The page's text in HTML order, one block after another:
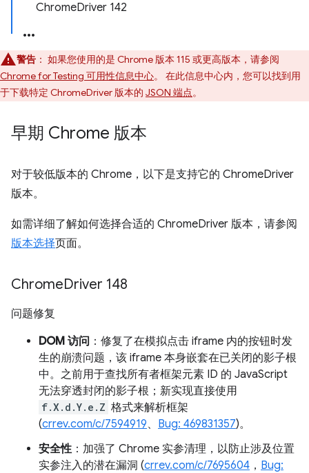
ChromeDriver 142
警告 ： 如果您使用的是 Chrome 版本 115 或更高版本，请参阅
Chrome for Testing 可用性信息中心。 在此信息中心内，您可以找到用
于下载特定 ChromeDriver 版本的 JSON 端点。
早期 Chrome 版本
对于较低版本的 Chrome，以下是支持它的 ChromeDriver
版本。
如需详细了解如何选择合适的 ChromeDriver 版本，请参阅
版本选择页面。
ChromeDriver 148
问题修复
DOM 访问 ：修复了在模拟点击 iframe 内的按钮时发
生的崩溃问题，该 iframe 本身嵌套在已关闭的影子根
中。之前用于查找所有者框架元素 ID 的 JavaScript
无法穿透封闭的影子根；新实现直接使用
f.X.d.Y.e.Z 格式来解析框架
(crrev.com/c/7594919、 Bug: 469831357)。
安全性：加强了 Chrome 实参清理，以防止涉及位置
实参注入的潜在漏洞 (crrev.com/c/7695604 ， Bug: